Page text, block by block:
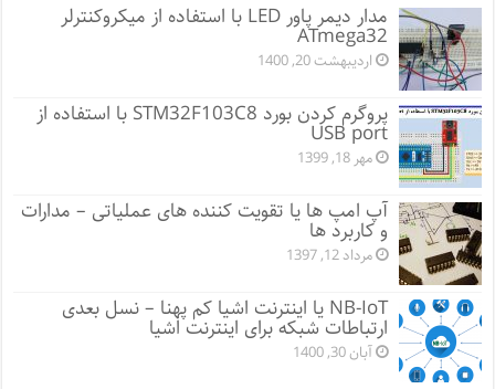
مدار دیمر پاور LED با استفاده از میکروکنترلر
ATmega32
اردیبهشت 20, 1400
پروگرم کردن بورد STM32F103C8 با استفاده از
USB port
مهر 18, 1399
آپ امپ ها یا تقویت کننده های عملیاتی – مدارات
و کاربرد ها
مرداد 12, 1397
NB-IoT یا اینترنت اشیا کم پهنا – نسل بعدی
ارتباطات شبکه برای اینترنت اشیا
آبان 30, 1400